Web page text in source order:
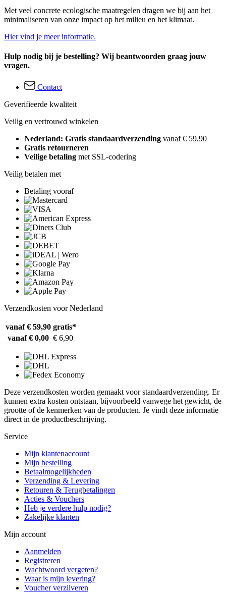
Met veel concrete ecologische maatregelen dragen we bij aan het
minimaliseren van onze impact op het milieu en het klimaat.
Hier vind je meer informatie.
Hulp nodig bij je bestelling? Wij beantwoorden graag jouw
vragen.
Contact
Geverifieerde kwaliteit
Veilig en vertrouwd winkelen
Nederland: Gratis standaardverzending vanaf € 59,90
Gratis retourneren
Veilige betaling met SSL-codering
Veilig betalen met
Betaling vooraf
Verzendkosten voor Nederland
vanaf € 59,90 gratis*
vanaf € 0,00 € 6,90
Deze verzendkosten worden gemaakt voor standaardverzending. Er
kunnen extra kosten ontstaan, bijvoorbeeld vanwege het gewicht, de
grootte of de kenmerken van de producten. Je vindt deze informatie
direct in de productbeschrijving.
Service
Mijn klantenaccount
Mijn bestelling
Betaalmogelijkheden
Verzending & Levering
Retouren & Terugbetalingen
Acties & Vouchers
Heb je verdere hulp nodig?
Zakelijke klanten
Mijn account
Aanmelden
Registreren
Wachtwoord vergeten?
Waar is mijn levering?
Voucher verzilveren